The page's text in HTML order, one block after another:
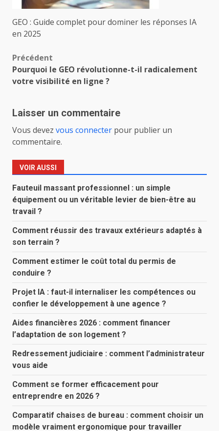
GEO : Guide complet pour dominer les réponses IA
en 2025
Navigation
d’article
Précédent
Pourquoi le GEO révolutionne-t-il radicalement
votre visibilité en ligne ?
Laisser un commentaire
Vous devez vous connecter pour publier un
commentaire.
VOIR AUSSI
Fauteuil massant professionnel : un simple
équipement ou un véritable levier de bien-être au
travail ?
Comment réussir des travaux extérieurs adaptés à
son terrain ?
Comment estimer le coût total du permis de
conduire ?
Projet IA : faut-il internaliser les compétences ou
confier le développement à une agence ?
Aides financières 2026 : comment financer
l’adaptation de son logement ?
Redressement judiciaire : comment l’administrateur
vous aide
Comment se former efficacement pour
entreprendre en 2026 ?
Comparatif chaises de bureau : comment choisir un
modèle vraiment ergonomique pour travailler